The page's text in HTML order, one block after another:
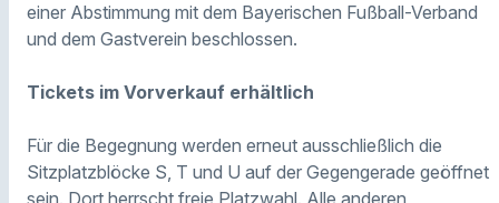
einer Abstimmung mit dem Bayerischen Fußball-Verband
und dem Gastverein beschlossen.
Tickets im Vorverkauf erhältlich
Für die Begegnung werden erneut ausschließlich die
Sitzplatzblöcke S, T und U auf der Gegengerade geöffnet